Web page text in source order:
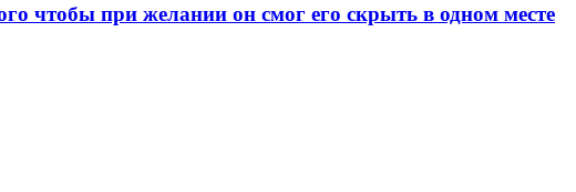
чтобы при желании он смог его скрыть в одном месте